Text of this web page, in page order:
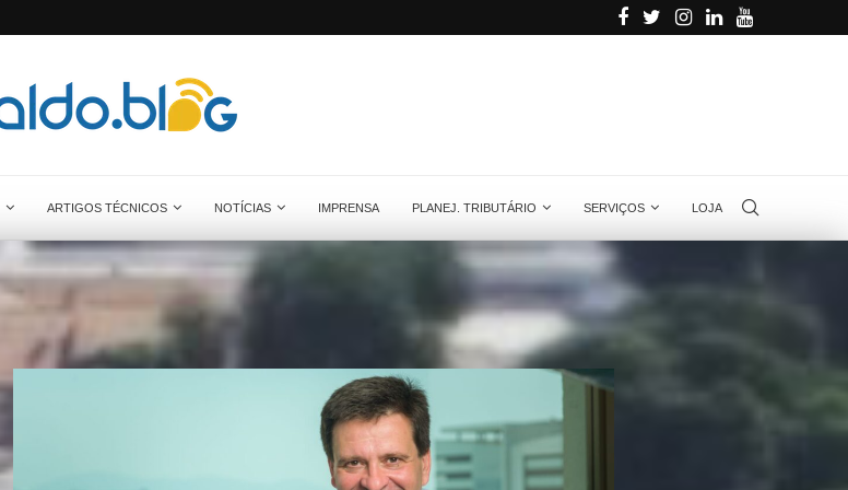
MPPT: tudo o que você precisa saber sobre
ARTIGOS TÉCNICOS NOTÍCIAS IMPRENSA PLANEJ. TRIBUTÁRIO SERVIÇOS LOJA